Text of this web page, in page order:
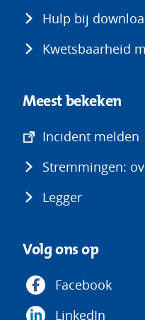
Hulp bij
Kwetsbaarheid
Meest bekeken
Incident melden
Stremmingen:
Legger
Volg ons op
Facebook
LinkedIn